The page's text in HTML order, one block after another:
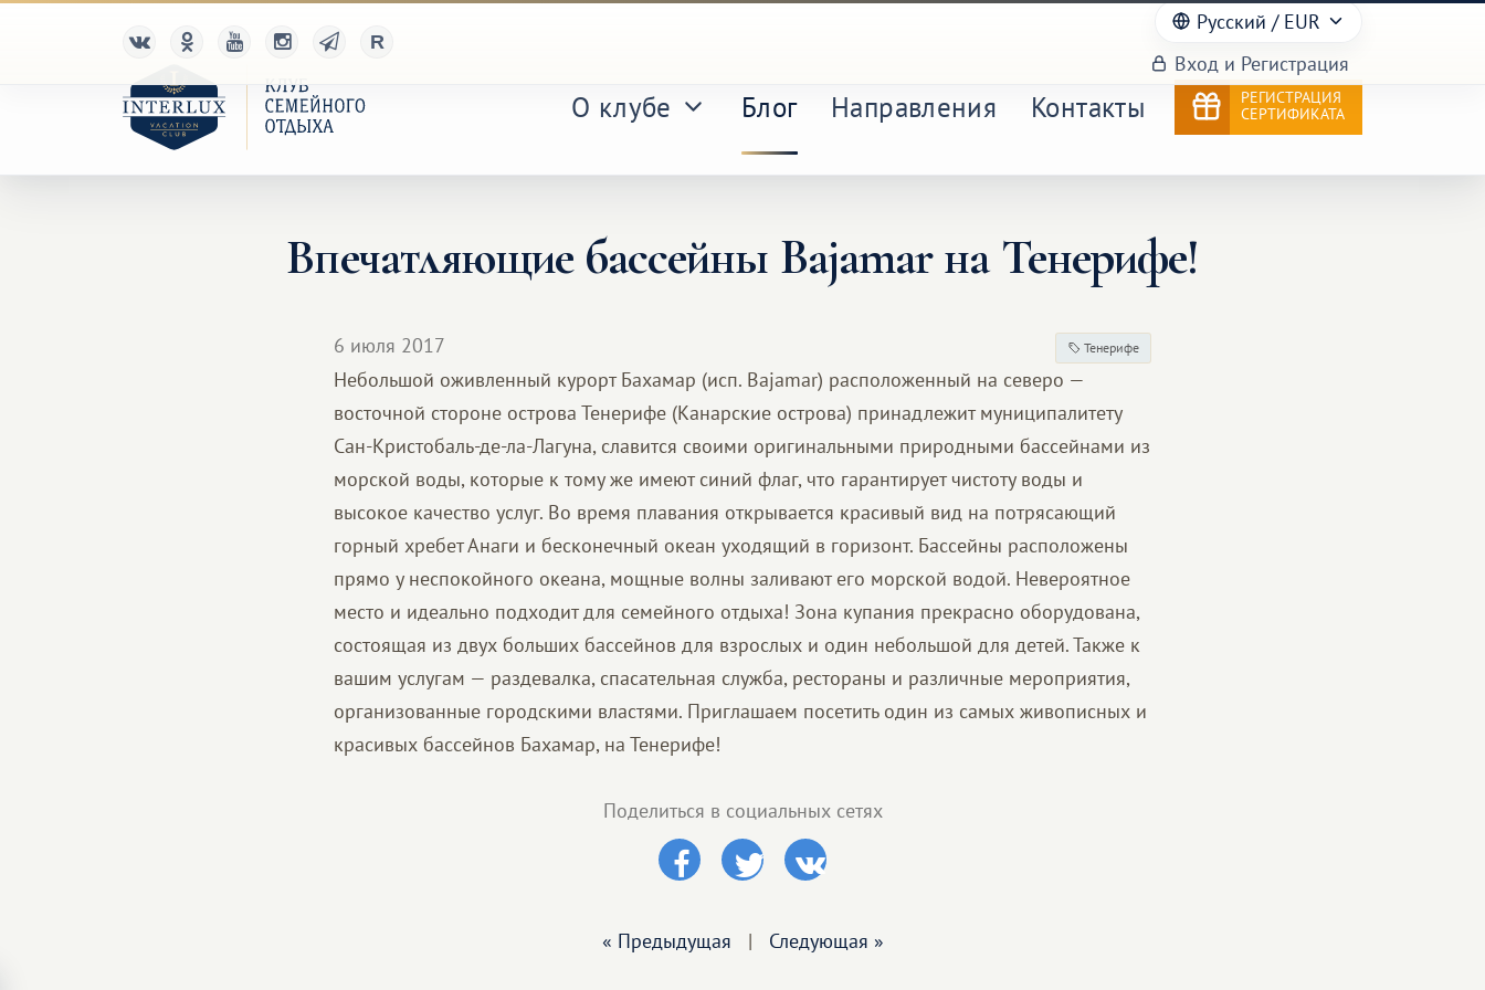
Русский / EUR
Вход и Регистрация
О клубе Блог Направления Контакты
РЕГИСТРАЦИЯ
СЕРТИФИКАТА
Впечатляющие бассейны Bajamar на Тенерифе!
6 июля 2017 Тенерифе
Небольшой оживленный курорт Бахамар (исп. Bajamar) расположенный на северо —
восточной стороне острова Тенерифе (Канарские острова) принадлежит муниципалитету
Сан-Кристобаль-де-ла-Лагуна, славится своими оригинальными природными бассейнами из
морской воды, которые к тому же имеют синий флаг, что гарантирует чистоту воды и
высокое качество услуг. Во время плавания открывается красивый вид на потрясающий
горный хребет Анаги и бесконечный океан уходящий в горизонт. Бассейны расположены
прямо у неспокойного океана, мощные волны заливают его морской водой. Невероятное
место и идеально подходит для семейного отдыха! Зона купания прекрасно оборудована,
состоящая из двух больших бассейнов для взрослых и один небольшой для детей. Также к
вашим услугам — раздевалка, спасательная служба, рестораны и различные мероприятия,
организованные городскими властями. Приглашаем посетить один из самых живописных и
красивых бассейнов Бахамар, на Тенерифе!
Поделиться в социальных сетях
« Предыдущая | Следующая »